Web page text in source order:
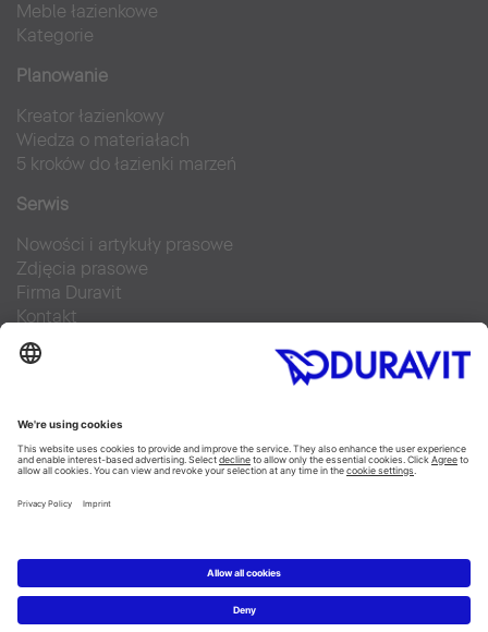
Meble łazienkowe
Kategorie
Planowanie
Kreator łazienkowy
Wiedza o materiałach
5 kroków do łazienki marzeń
Serwis
Nowości i artykuły prasowe
Zdjęcia prasowe
Firma Duravit
Kontakt
Najczęściej zadawane pytania
Facebook
Instagram
Pinterest
Blog
YouTube
Copyright © 2026 Duravit AG
Imprint|Polityka prywatności|Ustawienia plików cookie